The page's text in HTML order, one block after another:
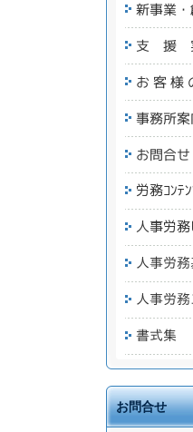
お問合せ